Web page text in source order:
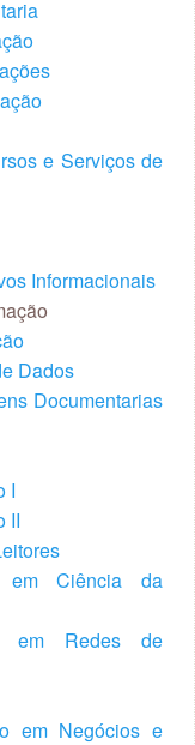
e Serviços de
Informacionais
Dados
Documentarias
I
II
em Ciência da
em Redes de
em Negócios e